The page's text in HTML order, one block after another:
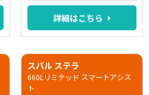
詳細はこちら
スバル ステラ
660Lリミテッド スマートアシス
ト